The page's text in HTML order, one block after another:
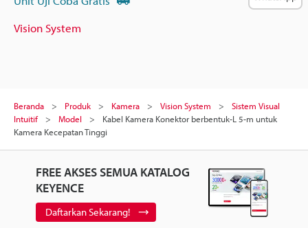
Vision System
Beranda Produk Kamera Vision System
Sistem Visual
Intuitif
Model
Kabel Kamera Konektor berbentuk-L 5-m untuk
Kamera Kecepatan Tinggi
FREE AKSES SEMUA KATALOG
KEYENCE
Daftarkan Sekarang!